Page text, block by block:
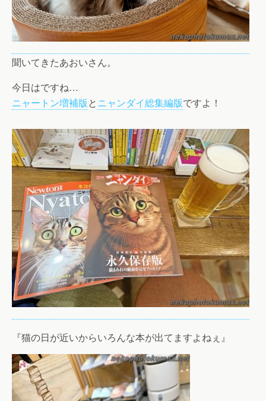
聞いてきたあおいさん。
今日はですね…
ニャートン増補版とニャンダイ総集編版ですよ！
『猫の日が近いからいろんな本が出てますよねぇ』